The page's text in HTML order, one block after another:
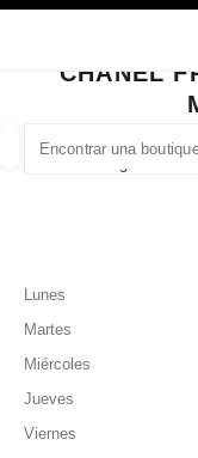
las sugerencias se
0 Sugerencias
CERRAR TARJETA DE
CHANEL
4-10
Lunes
Martes
Miércoles
Jueves
Viernes